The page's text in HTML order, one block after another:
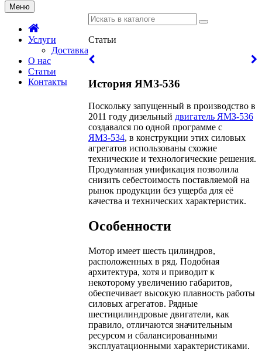
Меню
Услуги
Доставка
О нас
Статьи
Контакты
Статьи
История ЯМЗ-536
Поскольку запущенный в производство в
2011 году дизельный двигатель ЯМЗ-536
создавался по одной программе с
ЯМЗ-534, в конструкции этих силовых
агрегатов использованы схожие
технические и технологические решения.
Продуманная унификация позволила
снизить себестоимость поставляемой на
рынок продукции без ущерба для её
качества и технических характеристик.
Особенности
Мотор имеет шесть цилиндров,
расположенных в ряд. Подобная
архитектура, хотя и приводит к
некоторому увеличению габаритов,
обеспечивает высокую плавность работы
силовых агрегатов. Рядные
шестицилиндровые двигатели, как
правило, отличаются значительным
ресурсом и сбалансированными
эксплуатационными характеристиками.